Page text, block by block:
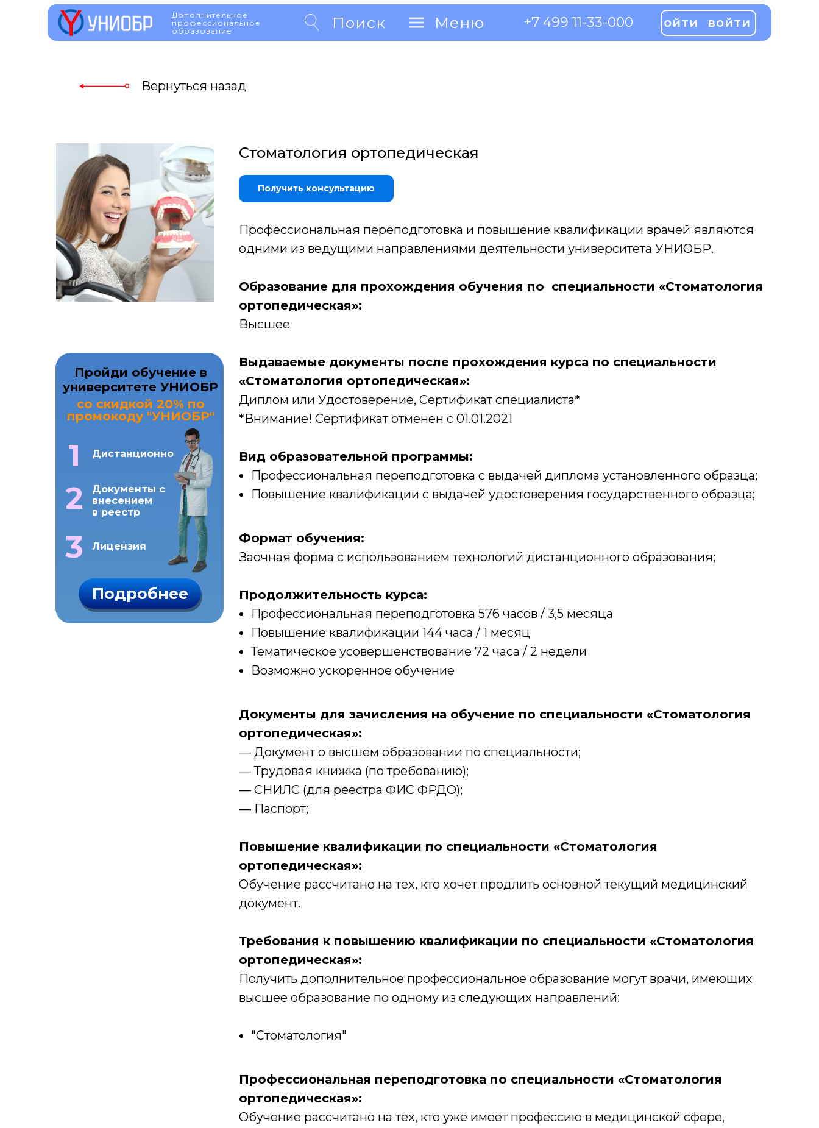
+7 499 11-33-000 войти войти
Меню
Поиск
Дополнительное
профессиональное
образование
+7 499 11-33-000 войти войти
Меню
Поиск
Дополнительное
профессионально
образование
Вернуться назад
Пройди обучение в
университете УНИОБР
со скидкой 20% по
промокоду "УНИОБР"
1
2
3
Дистанционно
Документы с
внесением
в реестр
Лицензия
Подробнее
Стоматология ортопедическая
Получить консультацию
Профессиональная переподготовка и повышение квалификации врачей являются
одними из ведущими направлениями деятельности университета УНИОБР.
Образование для прохождения обучения по специальности «Стоматология
ортопедическая»:
Высшее
Выдаваемые документы после прохождения курса по специальности
«Стоматология ортопедическая»:
Диплом или Удостоверение, Сертификат специалиста*
*Внимание! Сертификат отменен с 01.01.2021
Вид образовательной программы:
Профессиональная переподготовка с выдачей диплома установленного образца;
Повышение квалификации с выдачей удостоверения государственного образца;
Формат обучения:
Заочная форма с использованием технологий дистанционного образования;
Продолжительность курса:
Профессиональная переподготовка 576 часов / 3,5 месяца
Повышение квалификации 144 часа / 1 месяц
Тематическое усовершенствование 72 часа / 2 недели
Возможно ускоренное обучение
Документы для зачисления на обучение по специальности «Стоматология
ортопедическая»:
— Документ о высшем образовании по специальности;
— Трудовая книжка (по требованию);
— СНИЛС (для реестра ФИС ФРДО);
— Паспорт;
Повышение квалификации по специальности «Стоматология
ортопедическая»:
Обучение рассчитано на тех, кто хочет продлить основной текущий медицинский
документ.
Требования к повышению квалификации по специальности «Стоматология
ортопедическая»:
Получить дополнительное профессиональное образование могут врачи, имеющих
высшее образование по одному из следующих направлений:
"Стоматология"
Профессиональная переподготовка по специальности «Стоматология
ортопедическая»:
Обучение рассчитано на тех, кто уже имеет профессию в медицинской сфере,